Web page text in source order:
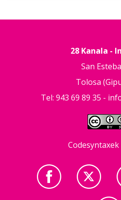
28 Kanala -
San
Tolosa
Tel: 943 69 89 35 -